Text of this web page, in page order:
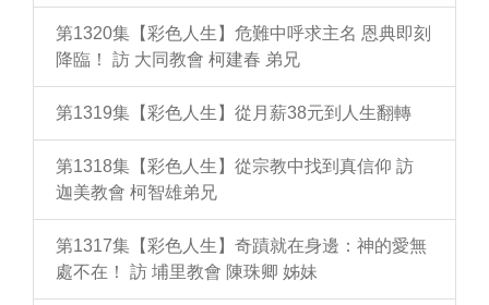
第1320集【彩色人生】危難中呼求主名 恩典即刻
降臨！ 訪 大同教會 柯建春 弟兄
第1319集【彩色人生】從月薪38元到人生翻轉
第1318集【彩色人生】從宗教中找到真信仰 訪
迦美教會 柯智雄弟兄
第1317集【彩色人生】奇蹟就在身邊：神的愛無
處不在！ 訪 埔里教會 陳珠卿 姊妹